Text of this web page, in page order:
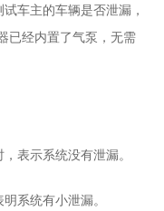
车主的车辆是否泄漏，
已经内置了气泵，无需
表示系统没有泄漏。
系统有小泄漏。